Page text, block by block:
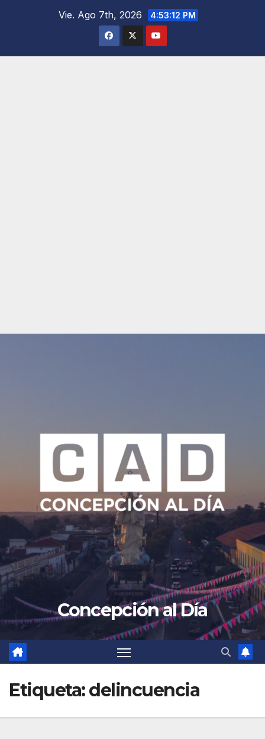
Vie. Ago 7th, 2026 4:53:14 PM
Concepción al Día
Etiqueta:delincuencia